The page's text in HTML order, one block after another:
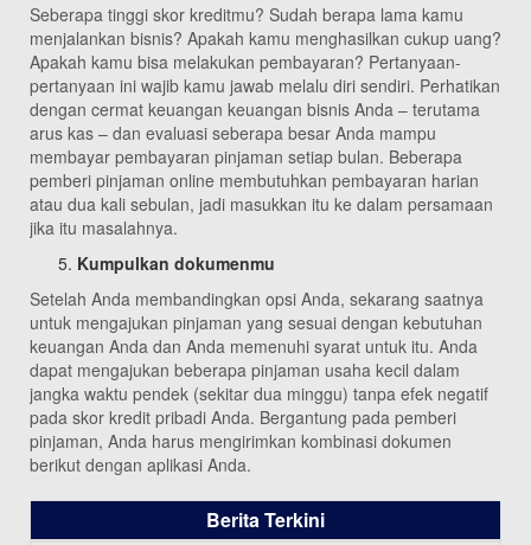
Seberapa tinggi skor kreditmu? Sudah berapa lama kamu
menjalankan bisnis? Apakah kamu menghasilkan cukup uang?
Apakah kamu bisa melakukan pembayaran? Pertanyaan-
pertanyaan ini wajib kamu jawab melalu diri sendiri. Perhatikan
dengan cermat keuangan keuangan bisnis Anda – terutama
arus kas – dan evaluasi seberapa besar Anda mampu
membayar pembayaran pinjaman setiap bulan. Beberapa
pemberi pinjaman online membutuhkan pembayaran harian
atau dua kali sebulan, jadi masukkan itu ke dalam persamaan
jika itu masalahnya.
Kumpulkan dokumenmu
Setelah Anda membandingkan opsi Anda, sekarang saatnya
untuk mengajukan pinjaman yang sesuai dengan kebutuhan
keuangan Anda dan Anda memenuhi syarat untuk itu. Anda
dapat mengajukan beberapa pinjaman usaha kecil dalam
jangka waktu pendek (sekitar dua minggu) tanpa efek negatif
pada skor kredit pribadi Anda. Bergantung pada pemberi
pinjaman, Anda harus mengirimkan kombinasi dokumen
berikut dengan aplikasi Anda.
Berita Terkini